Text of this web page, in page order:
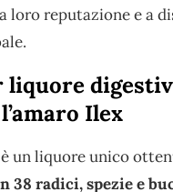
loro reputazione e a
Ilex
è un liquore unico
38 radici, spezie e